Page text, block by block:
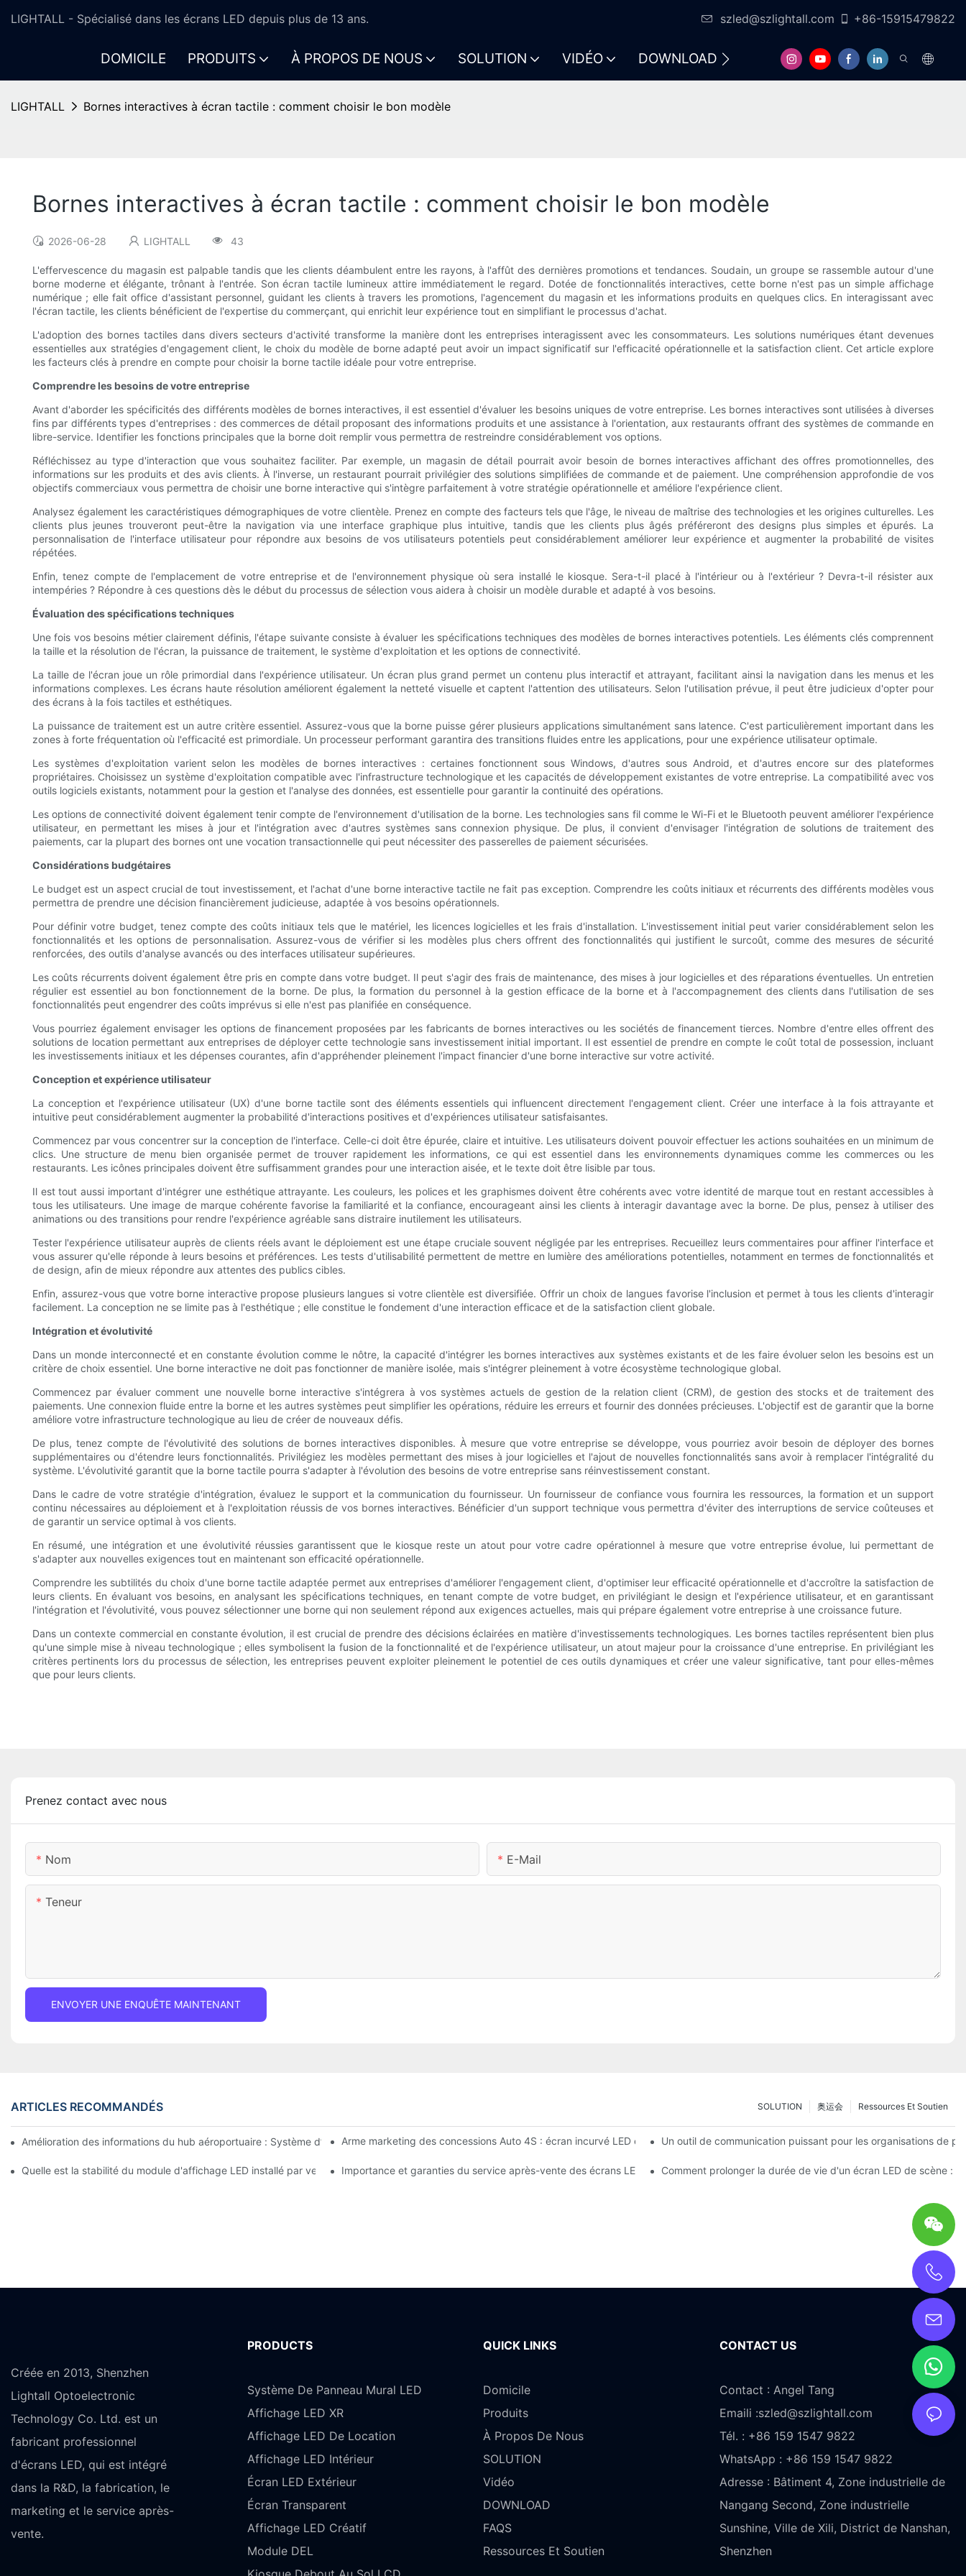
LIGHTALL - Spécialisé dans les écrans LED depuis plus de 13 ans. szled@szlightall.com +86-15915479822
DOMICILE PRODUITS À PROPOS DE NOUS SOLUTION VIDÉO DOWNLOAD FAQS RESSOURCES ET
LIGHTALL Bornes interactives à écran tactile : comment choisir le bon modèle
Bornes interactives à écran tactile : comment choisir le bon modèle
2026-06-28 LIGHTALL 43
L'effervescence du magasin est palpable tandis que les clients déambulent entre les rayons, à l'affût des dernières promotions et tendances. Soudain, un groupe se rassemble autour d'une
borne moderne et élégante, trônant à l'entrée. Son écran tactile lumineux attire immédiatement le regard. Dotée de fonctionnalités interactives, cette borne n'est pas un simple affichage
numérique ; elle fait office d'assistant personnel, guidant les clients à travers les promotions, l'agencement du magasin et les informations produits en quelques clics. En interagissant avec
l'écran tactile, les clients bénéficient de l'expertise du commerçant, qui enrichit leur expérience tout en simplifiant le processus d'achat.
L'adoption des bornes tactiles dans divers secteurs d'activité transforme la manière dont les entreprises interagissent avec les consommateurs. Les solutions numériques étant devenues
essentielles aux stratégies d'engagement client, le choix du modèle de borne adapté peut avoir un impact significatif sur l'efficacité opérationnelle et la satisfaction client. Cet article explore
les facteurs clés à prendre en compte pour choisir la borne tactile idéale pour votre entreprise.
Comprendre les besoins de votre entreprise
Avant d'aborder les spécificités des différents modèles de bornes interactives, il est essentiel d'évaluer les besoins uniques de votre entreprise. Les bornes interactives sont utilisées à diverses
fins par différents types d'entreprises : des commerces de détail proposant des informations produits et une assistance à l'orientation, aux restaurants offrant des systèmes de commande en
libre-service. Identifier les fonctions principales que la borne doit remplir vous permettra de restreindre considérablement vos options.
Réfléchissez au type d'interaction que vous souhaitez faciliter. Par exemple, un magasin de détail pourrait avoir besoin de bornes interactives affichant des offres promotionnelles, des
informations sur les produits et des avis clients. À l'inverse, un restaurant pourrait privilégier des solutions simplifiées de commande et de paiement. Une compréhension approfondie de vos
objectifs commerciaux vous permettra de choisir une borne interactive qui s'intègre parfaitement à votre stratégie opérationnelle et améliore l'expérience client.
Analysez également les caractéristiques démographiques de votre clientèle. Prenez en compte des facteurs tels que l'âge, le niveau de maîtrise des technologies et les origines culturelles. Les
clients plus jeunes trouveront peut-être la navigation via une interface graphique plus intuitive, tandis que les clients plus âgés préféreront des designs plus simples et épurés. La
personnalisation de l'interface utilisateur pour répondre aux besoins de vos utilisateurs potentiels peut considérablement améliorer leur expérience et augmenter la probabilité de visites
répétées.
Enfin, tenez compte de l'emplacement de votre entreprise et de l'environnement physique où sera installé le kiosque. Sera-t-il placé à l'intérieur ou à l'extérieur ? Devra-t-il résister aux
intempéries ? Répondre à ces questions dès le début du processus de sélection vous aidera à choisir un modèle durable et adapté à vos besoins.
Évaluation des spécifications techniques
Une fois vos besoins métier clairement définis, l'étape suivante consiste à évaluer les spécifications techniques des modèles de bornes interactives potentiels. Les éléments clés comprennent
la taille et la résolution de l'écran, la puissance de traitement, le système d'exploitation et les options de connectivité.
La taille de l'écran joue un rôle primordial dans l'expérience utilisateur. Un écran plus grand permet un contenu plus interactif et attrayant, facilitant ainsi la navigation dans les menus et les
informations complexes. Les écrans haute résolution améliorent également la netteté visuelle et captent l'attention des utilisateurs. Selon l'utilisation prévue, il peut être judicieux d'opter pour
des écrans à la fois tactiles et esthétiques.
La puissance de traitement est un autre critère essentiel. Assurez-vous que la borne puisse gérer plusieurs applications simultanément sans latence. C'est particulièrement important dans les
zones à forte fréquentation où l'efficacité est primordiale. Un processeur performant garantira des transitions fluides entre les applications, pour une expérience utilisateur optimale.
Les systèmes d'exploitation varient selon les modèles de bornes interactives : certaines fonctionnent sous Windows, d'autres sous Android, et d'autres encore sur des plateformes
propriétaires. Choisissez un système d'exploitation compatible avec l'infrastructure technologique et les capacités de développement existantes de votre entreprise. La compatibilité avec vos
outils logiciels existants, notamment pour la gestion et l'analyse des données, est essentielle pour garantir la continuité des opérations.
Les options de connectivité doivent également tenir compte de l'environnement d'utilisation de la borne. Les technologies sans fil comme le Wi-Fi et le Bluetooth peuvent améliorer l'expérience
utilisateur, en permettant les mises à jour et l'intégration avec d'autres systèmes sans connexion physique. De plus, il convient d'envisager l'intégration de solutions de traitement des
paiements, car la plupart des bornes ont une vocation transactionnelle qui peut nécessiter des passerelles de paiement sécurisées.
Considérations budgétaires
Le budget est un aspect crucial de tout investissement, et l'achat d'une borne interactive tactile ne fait pas exception. Comprendre les coûts initiaux et récurrents des différents modèles vous
permettra de prendre une décision financièrement judicieuse, adaptée à vos besoins opérationnels.
Pour définir votre budget, tenez compte des coûts initiaux tels que le matériel, les licences logicielles et les frais d'installation. L'investissement initial peut varier considérablement selon les
fonctionnalités et les options de personnalisation. Assurez-vous de vérifier si les modèles plus chers offrent des fonctionnalités qui justifient le surcoût, comme des mesures de sécurité
renforcées, des outils d'analyse avancés ou des interfaces utilisateur supérieures.
Les coûts récurrents doivent également être pris en compte dans votre budget. Il peut s'agir des frais de maintenance, des mises à jour logicielles et des réparations éventuelles. Un entretien
régulier est essentiel au bon fonctionnement de la borne. De plus, la formation du personnel à la gestion efficace de la borne et à l'accompagnement des clients dans l'utilisation de ses
fonctionnalités peut engendrer des coûts imprévus si elle n'est pas planifiée en conséquence.
Vous pourriez également envisager les options de financement proposées par les fabricants de bornes interactives ou les sociétés de financement tierces. Nombre d'entre elles offrent des
solutions de location permettant aux entreprises de déployer cette technologie sans investissement initial important. Il est essentiel de prendre en compte le coût total de possession, incluant
les investissements initiaux et les dépenses courantes, afin d'appréhender pleinement l'impact financier d'une borne interactive sur votre activité.
Conception et expérience utilisateur
La conception et l'expérience utilisateur (UX) d'une borne tactile sont des éléments essentiels qui influencent directement l'engagement client. Créer une interface à la fois attrayante et
intuitive peut considérablement augmenter la probabilité d'interactions positives et d'expériences utilisateur satisfaisantes.
Commencez par vous concentrer sur la conception de l'interface. Celle-ci doit être épurée, claire et intuitive. Les utilisateurs doivent pouvoir effectuer les actions souhaitées en un minimum de
clics. Une structure de menu bien organisée permet de trouver rapidement les informations, ce qui est essentiel dans les environnements dynamiques comme les commerces ou les
restaurants. Les icônes principales doivent être suffisamment grandes pour une interaction aisée, et le texte doit être lisible par tous.
Il est tout aussi important d'intégrer une esthétique attrayante. Les couleurs, les polices et les graphismes doivent être cohérents avec votre identité de marque tout en restant accessibles à
tous les utilisateurs. Une image de marque cohérente favorise la familiarité et la confiance, encourageant ainsi les clients à interagir davantage avec la borne. De plus, pensez à utiliser des
animations ou des transitions pour rendre l'expérience agréable sans distraire inutilement les utilisateurs.
Tester l'expérience utilisateur auprès de clients réels avant le déploiement est une étape cruciale souvent négligée par les entreprises. Recueillez leurs commentaires pour affiner l'interface et
vous assurer qu'elle réponde à leurs besoins et préférences. Les tests d'utilisabilité permettent de mettre en lumière des améliorations potentielles, notamment en termes de fonctionnalités et
de design, afin de mieux répondre aux attentes des publics cibles.
Enfin, assurez-vous que votre borne interactive propose plusieurs langues si votre clientèle est diversifiée. Offrir un choix de langues favorise l'inclusion et permet à tous les clients d'interagir
facilement. La conception ne se limite pas à l'esthétique ; elle constitue le fondement d'une interaction efficace et de la satisfaction client globale.
Intégration et évolutivité
Dans un monde interconnecté et en constante évolution comme le nôtre, la capacité d'intégrer les bornes interactives aux systèmes existants et de les faire évoluer selon les besoins est un
critère de choix essentiel. Une borne interactive ne doit pas fonctionner de manière isolée, mais s'intégrer pleinement à votre écosystème technologique global.
Commencez par évaluer comment une nouvelle borne interactive s'intégrera à vos systèmes actuels de gestion de la relation client (CRM), de gestion des stocks et de traitement des
paiements. Une connexion fluide entre la borne et les autres systèmes peut simplifier les opérations, réduire les erreurs et fournir des données précieuses. L'objectif est de garantir que la borne
améliore votre infrastructure technologique au lieu de créer de nouveaux défis.
De plus, tenez compte de l'évolutivité des solutions de bornes interactives disponibles. À mesure que votre entreprise se développe, vous pourriez avoir besoin de déployer des bornes
supplémentaires ou d'étendre leurs fonctionnalités. Privilégiez les modèles permettant des mises à jour logicielles et l'ajout de nouvelles fonctionnalités sans avoir à remplacer l'intégralité du
système. L'évolutivité garantit que la borne tactile pourra s'adapter à l'évolution des besoins de votre entreprise sans réinvestissement constant.
Dans le cadre de votre stratégie d'intégration, évaluez le support et la communication du fournisseur. Un fournisseur de confiance vous fournira les ressources, la formation et un support
continu nécessaires au déploiement et à l'exploitation réussis de vos bornes interactives. Bénéficier d'un support technique vous permettra d'éviter des interruptions de service coûteuses et
de garantir un service optimal à vos clients.
En résumé, une intégration et une évolutivité réussies garantissent que le kiosque reste un atout pour votre cadre opérationnel à mesure que votre entreprise évolue, lui permettant de
s'adapter aux nouvelles exigences tout en maintenant son efficacité opérationnelle.
Comprendre les subtilités du choix d'une borne tactile adaptée permet aux entreprises d'améliorer l'engagement client, d'optimiser leur efficacité opérationnelle et d'accroître la satisfaction de
leurs clients. En évaluant vos besoins, en analysant les spécifications techniques, en tenant compte de votre budget, en privilégiant le design et l'expérience utilisateur, et en garantissant
l'intégration et l'évolutivité, vous pouvez sélectionner une borne qui non seulement répond aux exigences actuelles, mais qui prépare également votre entreprise à une croissance future.
Dans un contexte commercial en constante évolution, il est crucial de prendre des décisions éclairées en matière d'investissements technologiques. Les bornes tactiles représentent bien plus
qu'une simple mise à niveau technologique ; elles symbolisent la fusion de la fonctionnalité et de l'expérience utilisateur, un atout majeur pour la croissance d'une entreprise. En privilégiant les
critères pertinents lors du processus de sélection, les entreprises peuvent exploiter pleinement le potentiel de ces outils dynamiques et créer une valeur significative, tant pour elles-mêmes
que pour leurs clients.
Prenez contact avec nous
Nom E-Mail
Teneur
ENVOYER UNE ENQUÊTE MAINTENANT
ARTICLES RECOMMANDÉS Ressources Et Soutien
奥运会
SOLUTION
Amélioration des informations du hub aéroportuaire : Système d’alerte dynamique de vol pour écran LED intérieur haute luminosité
Arme marketing des concessions Auto 4S : écran incurvé LED et expérience d’essai immersive en réalité augmentée
Un outil de communication puissant pour les organisations de
Quelle est la stabilité du module d'affichage LED installé par ventouse magnétique ?Importance et garanties du service après-vente des écrans LED de scèneComment prolonger la durée de vie d'un écran LED de scène :
Créée en 2013, Shenzhen
Lightall Optoelectronic
Technology Co. Ltd. est un
fabricant professionnel
d'écrans LED, qui est intégré
dans la R&D, la fabrication, le
marketing et le service après-
vente.
PRODUCTS
Système De Panneau Mural LED
Affichage LED XR
Affichage LED De Location
Affichage LED Intérieur
Écran LED Extérieur
Écran Transparent
Affichage LED Créatif
Module DEL
QUICK LINKS
Domicile
Produits
À Propos De Nous
SOLUTION
Vidéo
DOWNLOAD
FAQS
Ressources Et Soutien
CONTACT US
Contact : Angel Tang
Emaili :szled@szlightall.com
Tél. : +86 159 1547 9822
WhatsApp : +86 159 1547 9822
Adresse : Bâtiment 4, Zone industrielle de
Nangang Second, Zone industrielle
Sunshine, Ville de Xili, District de Nanshan,
Shenzhen